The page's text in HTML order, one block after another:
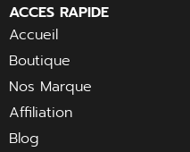
ACCES RAPIDE
Accueil
Boutique
Nos Marque
Affiliation
Blog